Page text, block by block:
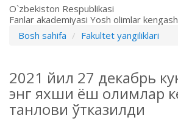
O`zbekiston Respublikasi
Fanlar akademiyasi Yosh olimlar
Bosh sahifa
Fakultet yangiliklari
2021 йил 27 декабрь
энг яхши ёш олимлар
танлови ўтказилди